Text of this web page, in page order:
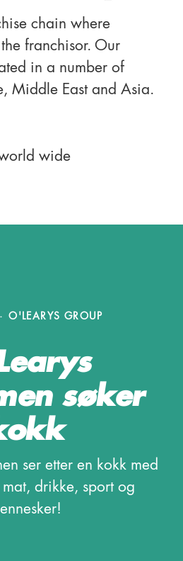
chain where
franchisor. Our
in a number of
Middle East and Asia.
wide
· O'LEARYS GROUP
søker
ser etter en kokk med
mat, drikke, sport og